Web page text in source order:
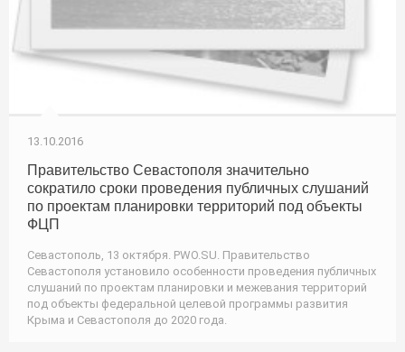
13.10.2016
Правительство Севастополя значительно
сократило сроки проведения публичных слушаний
по проектам планировки территорий под объекты
ФЦП
Севастополь, 13 октября. PWO.SU. Правительство
Севастополя установило особенности проведения публичных
слушаний по проектам планировки и межевания территорий
под объекты федеральной целевой программы развития
Крыма и Севастополя до 2020 года.